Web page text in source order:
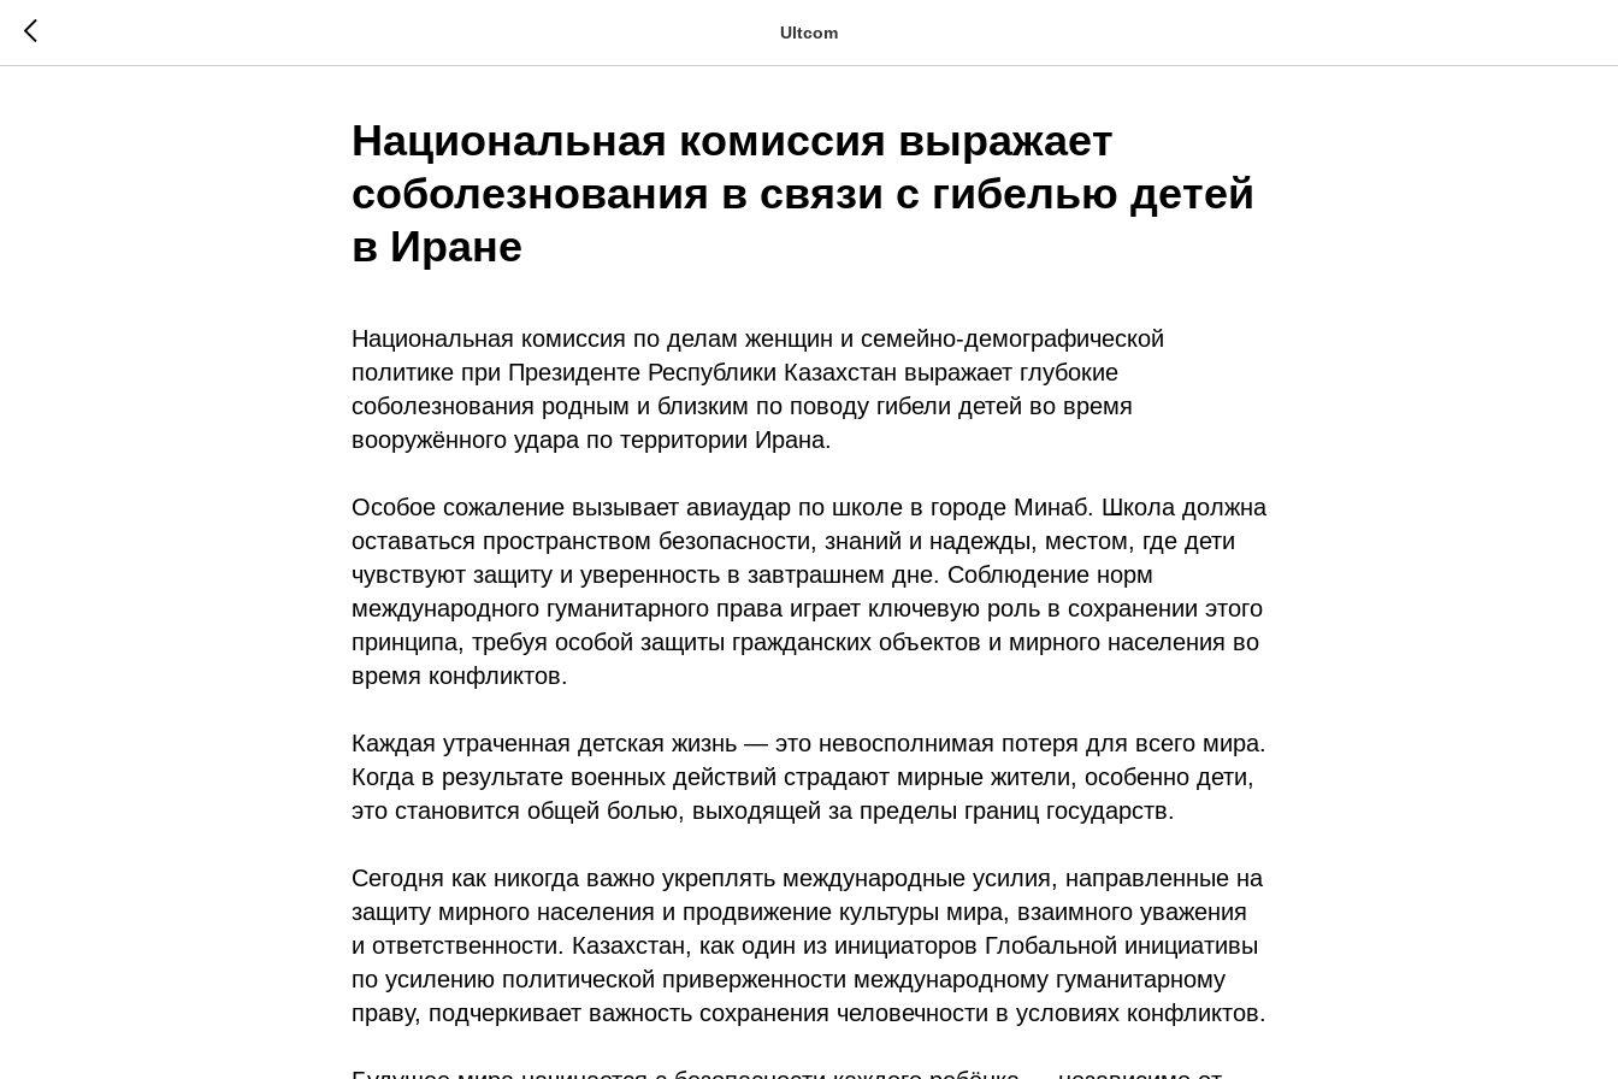
Ultcom
Национальная комиссия выражает
соболезнования в связи с гибелью детей
в Иране
Национальная комиссия по делам женщин и семейно-демографической
политике при Президенте Республики Казахстан выражает глубокие
соболезнования родным и близким по поводу гибели детей во время
вооружённого удара по территории Ирана.
Особое сожаление вызывает авиаудар по школе в городе Минаб. Школа должна
оставаться пространством безопасности, знаний и надежды, местом, где дети
чувствуют защиту и уверенность в завтрашнем дне. Соблюдение норм
международного гуманитарного права играет ключевую роль в сохранении этого
принципа, требуя особой защиты гражданских объектов и мирного населения во
время конфликтов.
Каждая утраченная детская жизнь — это невосполнимая потеря для всего мира.
Когда в результате военных действий страдают мирные жители, особенно дети,
это становится общей болью, выходящей за пределы границ государств.
Сегодня как никогда важно укреплять международные усилия, направленные на
защиту мирного населения и продвижение культуры мира, взаимного уважения
и ответственности. Казахстан, как один из инициаторов Глобальной инициативы
по усилению политической приверженности международному гуманитарному
праву, подчеркивает важность сохранения человечности в условиях конфликтов.